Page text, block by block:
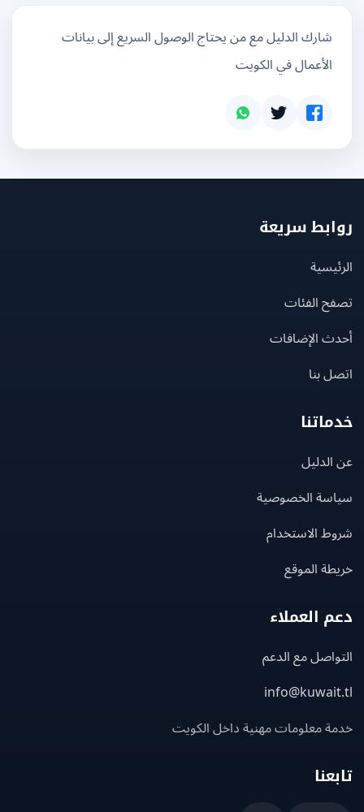
شارك الدليل مع من يحتاج الوصول السريع إلى بيانات
الأعمال في الكويت
سريعة
الفئات
الإضافات
بنا
الخصوصية
الاستخدام
الموقع
العملاء
مع الدعم
معلومات مهنية داخل الكويت